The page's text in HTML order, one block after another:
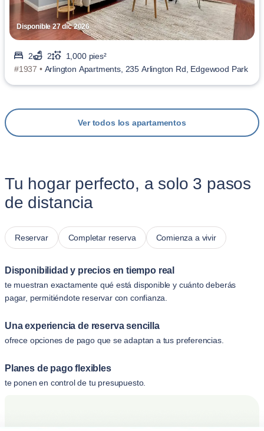
Disponible 27 dic 2026
2 2
1,000 pies²
#1937 • Arlington Apartments, 235 Arlington Rd, Edgewood Park
Ver todos los apartamentos
Tu hogar perfecto, a solo 3 pasos
de distancia
Reservar Completar reserva Comienza a vivir
Disponibilidad y precios en tiempo real
te muestran exactamente qué está disponible y cuánto deberás
pagar, permitiéndote reservar con confianza.
Una experiencia de reserva sencilla
ofrece opciones de pago que se adaptan a tus preferencias.
Planes de pago flexibles
te ponen en control de tu presupuesto.